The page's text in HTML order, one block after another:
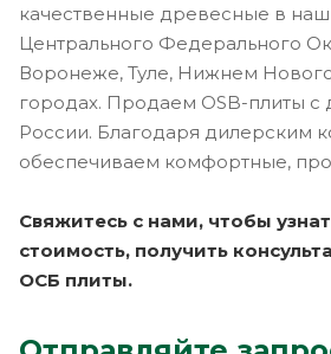
качественные древесные в
Центрального Федерального
Воронеже, Туле, Нижнем
городах. Продаем OSB-плиты с
России. Благодаря дилерским
обеспечиваем комфортные,
Свяжитесь с нами, чтобы
стоимость, получить
ОСБ плиты.